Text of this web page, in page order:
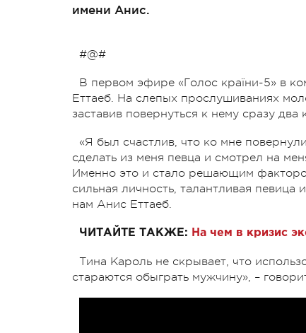
имени Анис.
#@#
В первом эфире «Голос країни-5» в
Еттаеб. На слепых прослушиваниях
заставив повернуться к нему сразу два
«Я был счастлив, что ко мне
сделать из меня певца и смотрел на
Именно это и стало решающим
сильная личность, талантливая
нам Анис Еттаеб.
ЧИТАЙТЕ ТАКЖЕ: На чем в кризис
Тина Кароль не скрывает, что
стараются обыграть мужчину», –